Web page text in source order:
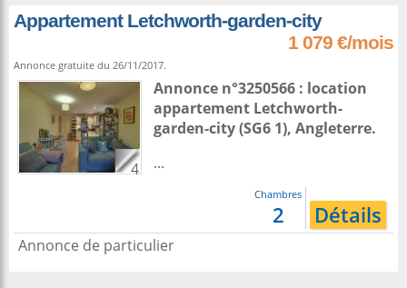
Appartement Letchworth-garden-city
1 079 €/mois
Annonce gratuite du 26/11/2017.
4
Annonce n°3250566 : location
appartement Letchworth-
garden-city(SG6 1), Angleterre.
...
Chambres
2 Détails
Annonce de particulier